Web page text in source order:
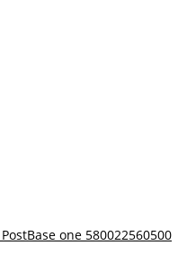
one 580022560500